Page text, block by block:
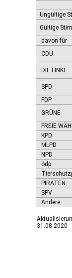
Ungültige
Gültige
davon für
CDU
DIE LINKE
SPD
FDP
GRÜNE
FREIE
KPD
MLPD
NPD
ödp
PIRATEN
SPV
Andere
31.08.2020